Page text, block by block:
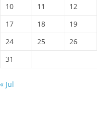
10
11 12
17
18 19
24
25 26
31
« Jul